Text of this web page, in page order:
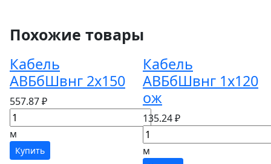
Похожие товары
Кабель
АВБбШвнг 2х150
557.87 ₽
м
Купить
Кабель
АВБбШвнг 1х120
ож
135.24 ₽
м